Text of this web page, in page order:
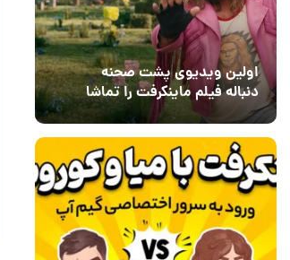
اولین ویدیوی پشت صحنه
دنباله فیلم ماینکرفت را تماشا
کنید19 13 اسفند 1403